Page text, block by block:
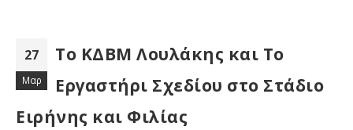
27
Μαρ
Το ΚΔΒΜ Λουλάκης και Το
Εργαστήρι Σχεδίου στο Στάδιο
Ειρήνης και Φιλίας